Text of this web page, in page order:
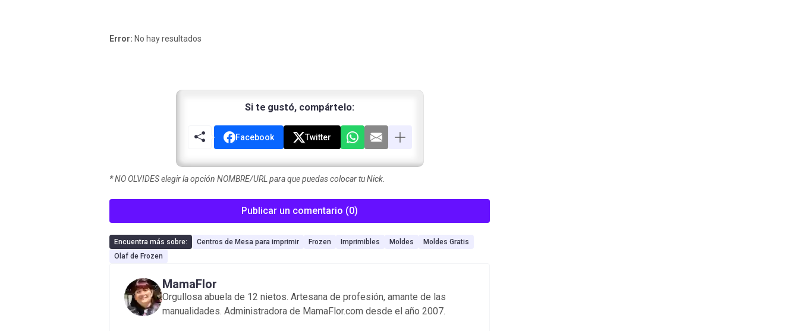
Error: No hay resultados
Si te gustó, compártelo:
Facebook Twitter
*NO OLVIDES elegir la opción NOMBRE/URL para que puedas colocar tu Nick.
Publicar un comentario (0)
Encuentra más sobre: Centros de Mesa para imprimir Frozen Imprimibles Moldes
Moldes Gratis
Olaf de Frozen
MamaFlor
Orgullosa abuela de 12 nietos. Artesana de profesión, amante de las
manualidades. Administradora de MamaFlor.com desde el año 2007.